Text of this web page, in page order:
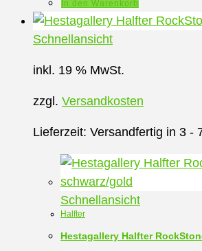
In den Warenkorb
Schnellansicht
inkl. 19 % MwSt.
zzgl. Versandkosten
Lieferzeit: Versandfertig in 3 -
Schnellansicht
Halfter
Hestagallery Halfter